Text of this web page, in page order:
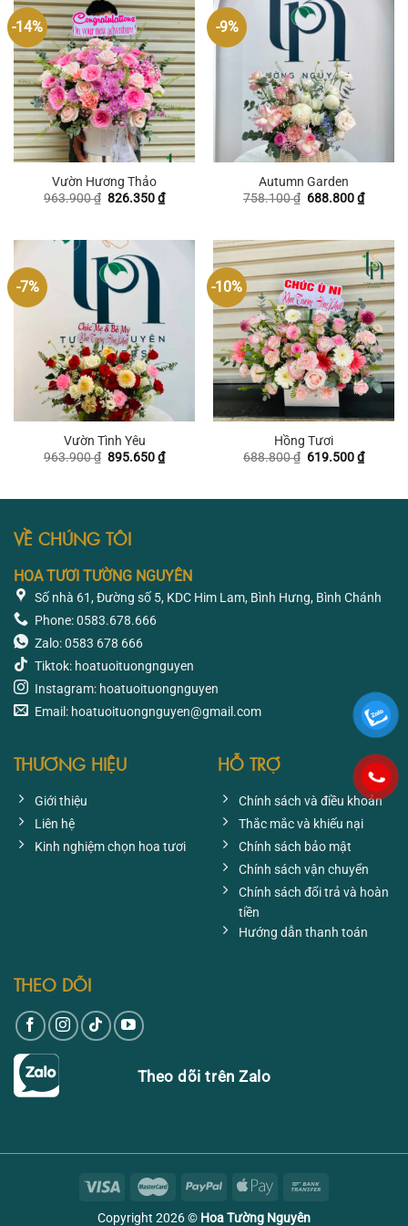
-14%
Vườn Hương Thảo
963.900₫ Giá
826.350₫Giá
hiện
826.350 ₫.
-9%
Autumn Garden
758.100₫ Giá
688.800₫Giá
hiện
-7%
Vườn Tình Yêu
963.900₫ Giá
895.650₫Giá
hiện
895.650 ₫.
-10%
Hồng Tươi
688.800₫ Giá
619.500₫Giá
hiện
VỀ CHÚNG TÔI
HOA TƯƠI TƯỜNG NGUYÊN
Số nhà 61, Đường số 5, KDC Him Lam, Bình Hưng, Bình Chánh
Phone: 0583.678.666
Zalo: 0583 678 666
Tiktok: hoatuoituongnguyen
Instagram: hoatuoituongnguyen
Email: hoatuoituongnguyen@gmail.com
THƯƠNG HIỆU
Giới thiệu
Liên hệ
Kinh nghiệm chọn hoa tươi
HỖ TRỢ
Chính sách và điều khoản
Thắc mắc và khiếu nại
Chính sách bảo mật
Chính sách vận chuyển
Chính sách đổi trả và hoàn
tiền
Hướng dẫn thanh toán
THEO DÕI
Theo dõi trên Zalo
Copyright 2026 © Hoa Tường Nguyên